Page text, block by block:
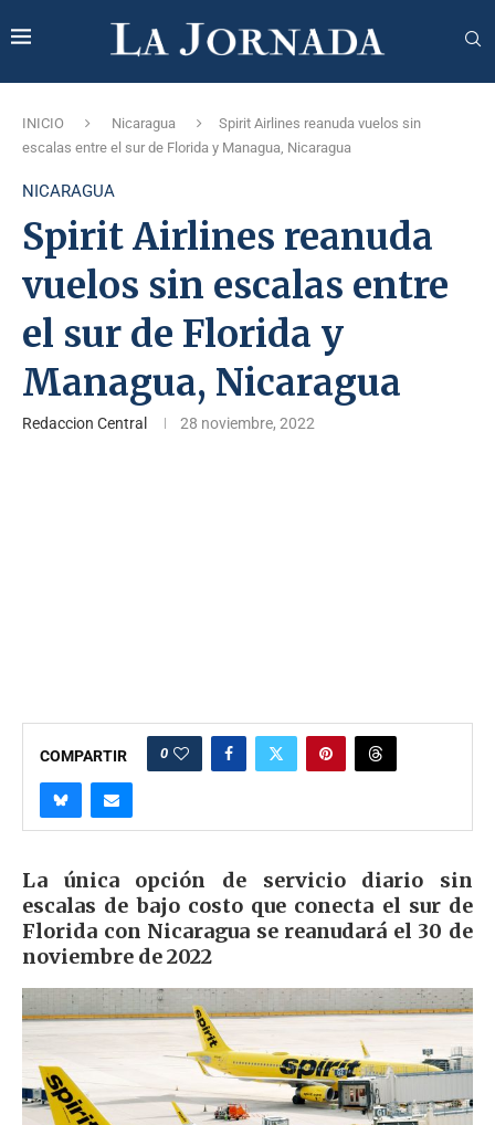
INICIO Nicaragua
Spirit Airlines reanuda vuelos sin
escalas entre el sur de Florida y Managua, Nicaragua
NICARAGUA
Spirit Airlines reanuda
vuelos sin escalas entre
el sur de Florida y
Managua, Nicaragua
Redaccion Central 28 noviembre, 2022
COMPARTIR 0
La única opción de servicio diario sin
escalas de bajo costo que conecta el sur de
Florida con Nicaragua se reanudará el 30 de
noviembre de 2022